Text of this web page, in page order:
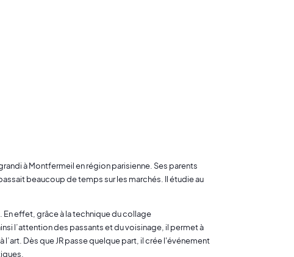
à Montfermeil en région parisienne. Ses parents
beaucoup de temps sur les marchés. Il étudie au
En effet, grâce à la technique du collage
l’attention des passants et du voisinage, il permet à
Dès que JR passe quelque part, il crée l'événement